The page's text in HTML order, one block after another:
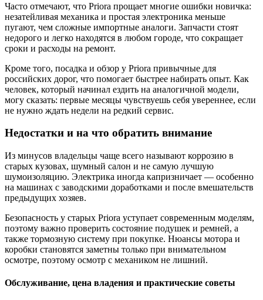
Часто отмечают, что Priora прощает многие ошибки новичка:
незатейливая механика и простая электроника меньше
пугают, чем сложные импортные аналоги. Запчасти стоят
недорого и легко находятся в любом городе, что сокращает
сроки и расходы на ремонт.
Кроме того, посадка и обзор у Priora привычные для
российских дорог, что помогает быстрее набирать опыт. Как
человек, который начинал ездить на аналогичной модели,
могу сказать: первые месяцы чувствуешь себя увереннее, если
не нужно ждать недели на редкий сервис.
Недостатки и на что обратить внимание
Из минусов владельцы чаще всего называют коррозию в
старых кузовах, шумный салон и не самую лучшую
шумоизоляцию. Электрика иногда капризничает — особенно
на машинах с заводскими доработками и после вмешательств
предыдущих хозяев.
Безопасность у старых Priora уступает современным моделям,
поэтому важно проверить состояние подушек и ремней, а
также тормозную систему при покупке. Нюансы мотора и
коробки становятся заметны только при внимательном
осмотре, поэтому осмотр с механиком не лишний.
Обслуживание, цена владения и практические советы